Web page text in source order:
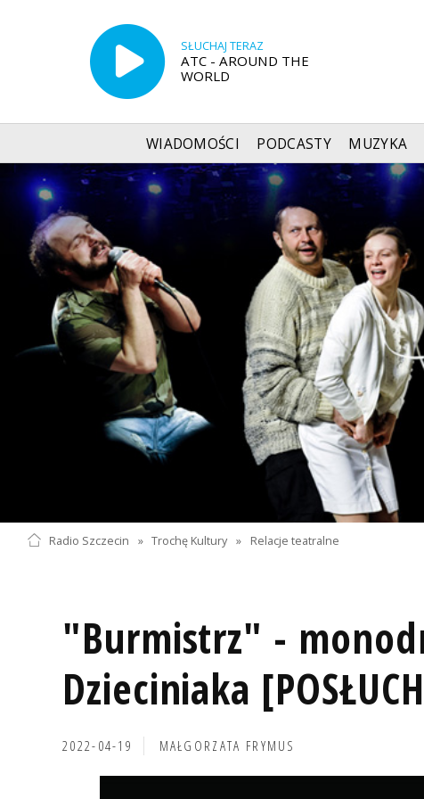
SŁUCHAJ TERAZ
ATC - AROUND THE
WORLD
WIADOMOŚCI PODCASTY MUZYKA
Radio Szczecin » Trochę Kultury » Relacje teatralne
"Burmistrz" -
Dzieciniaka
2022-04-19 MAŁGORZATA FRYMUS